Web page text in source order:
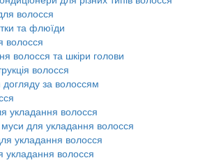
волосся
та флюїди
волосся
волосся та шкіри голови
волосся
за волоссям
укладання волосся
муси для укладання волосся
укладання волосся
укладання волосся